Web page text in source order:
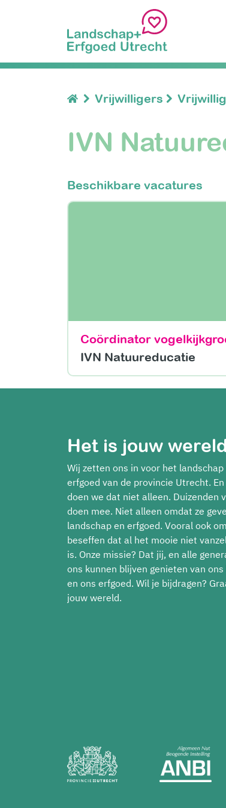
Vrijwilligers
IVN
Beschikbare vacatures
Coördinator
IVN Natuureducatie
Het is jouw wereld
Wij zetten ons in voor het landschap
erfgoed van de provincie Utrecht.
doen we dat niet alleen. Duizenden
doen mee. Niet alleen omdat ze
landschap en erfgoed. Vooral ook
beseffen dat al het mooie niet
is. Onze missie? Dat jij, en alle
ons kunnen blijven genieten van
en ons erfgoed. Wil je bijdragen?
jouw wereld.